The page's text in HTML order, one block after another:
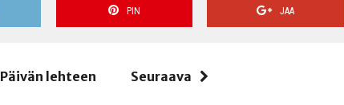
PIN JAA
Päivän lehteen Seuraava